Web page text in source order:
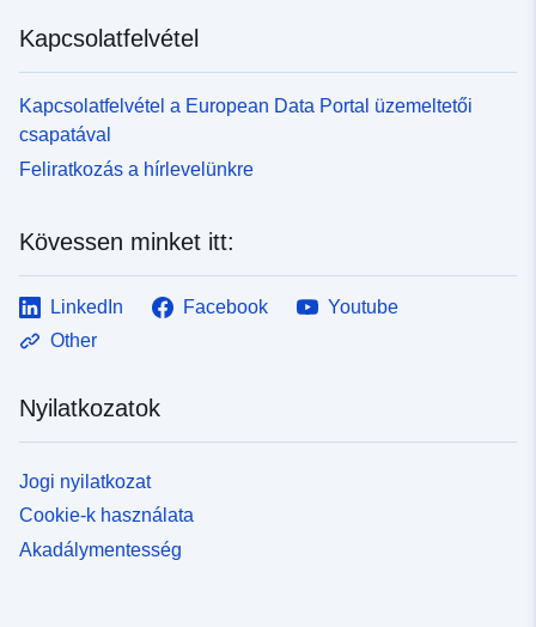
Kapcsolatfelvétel
Kapcsolatfelvétel a European Data Portal üzemeltetői
csapatával
Feliratkozás a hírlevelünkre
Kövessen minket itt:
LinkedIn Facebook
Youtube
Other
Nyilatkozatok
Jogi nyilatkozat
Cookie-k használata
Akadálymentesség